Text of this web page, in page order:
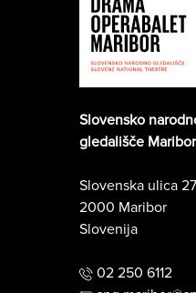
Slovensko
gledališče Maribor
Slovenska ulica 27
2000 Maribor
Slovenija
02 250 6112